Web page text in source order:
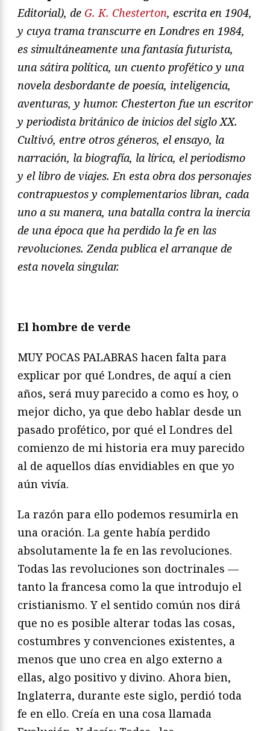
Editorial), de G. K. Chesterton, escrita en 1904,
y cuya trama transcurre en Londres en 1984,
es simultáneamente una fantasía futurista,
una sátira política, un cuento profético y una
novela desbordante de poesía, inteligencia,
aventuras, y humor. Chesterton fue un escritor
y periodista británico de inicios del siglo XX.
Cultivó, entre otros géneros, el ensayo, la
narración, la biografía, la lírica, el periodismo
y el libro de viajes. En esta obra dos personajes
contrapuestos y complementarios libran, cada
uno a su manera, una batalla contra la inercia
de una época que ha perdido la fe en las
revoluciones. Zenda publica el arranque de
esta novela singular.
El hombre de verde
MUY POCAS PALABRAS hacen falta para
explicar por qué Londres, de aquí a cien
años, será muy parecido a como es hoy, o
mejor dicho, ya que debo hablar desde un
pasado profético, por qué el Londres del
comienzo de mi historia era muy parecido
al de aquellos días envidiables en que yo
aún vivía.
La razón para ello podemos resumirla en
una oración. La gente había perdido
absolutamente la fe en las revoluciones.
Todas las revoluciones son doctrinales —
tanto la francesa como la que introdujo el
cristianismo. Y el sentido común nos dirá
que no es posible alterar todas las cosas,
costumbres y convenciones existentes, a
menos que uno crea en algo externo a
ellas, algo positivo y divino. Ahora bien,
Inglaterra, durante este siglo, perdió toda
fe en ello. Creía en una cosa llamada